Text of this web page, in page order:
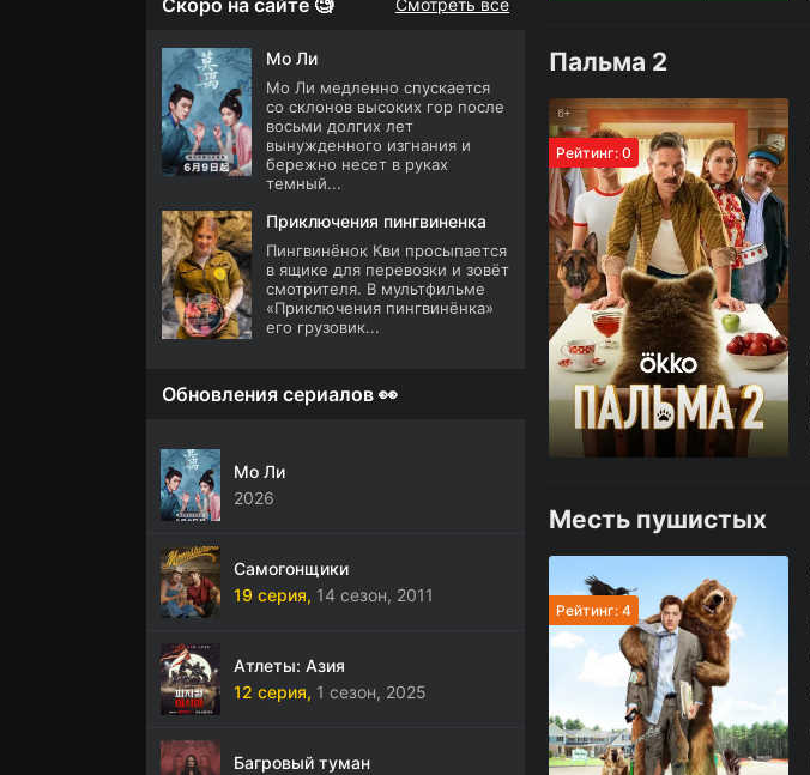
Пальма 2
Рейтинг: 0
Месть пушистых
Рейтинг: 4
Скоро на сайте 🧐 Смотреть все
Мо Ли
Мо Ли медленно спускается
со склонов высоких гор после
восьми долгих лет
вынужденного изгнания и
бережно несет в руках
темный...
Приключения пингвиненка
Пингвинёнок Кви просыпается
в ящике для перевозки и зовёт
смотрителя. В мультфильме
«Приключения пингвинёнка»
его грузовик...
Обновления сериалов 👀
Мо Ли
2026
Самогонщики
19 серия, 14 сезон, 2011
Атлеты: Азия
12 серия, 1 сезон, 2025
Багровый туман